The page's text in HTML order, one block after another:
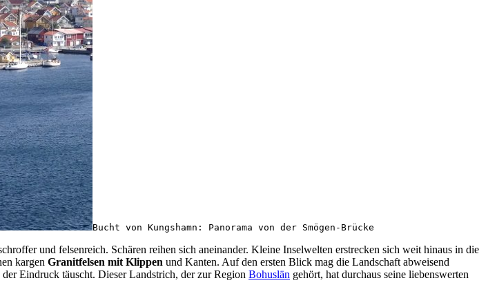
Bucht von Kungshamn: Panorama von der Smögen-Brücke
und felsenreich. Schären reihen sich aneinander. Kleine Inselwelten erstrecken sich weit hinaus in die
kargen Granitfelsen mit Klippen und Kanten. Auf den ersten Blick mag die Landschaft abweisend
Eindruck täuscht. Dieser Landstrich, der zur Region Bohuslän gehört, hat durchaus seine liebenswerten